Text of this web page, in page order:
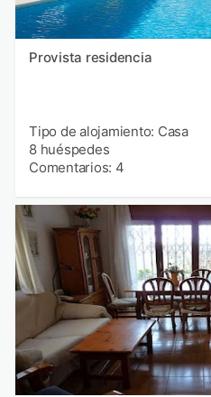
Provista residencia
Tipo de alojamiento: Casa
8 huéspedes
Comentarios: 4